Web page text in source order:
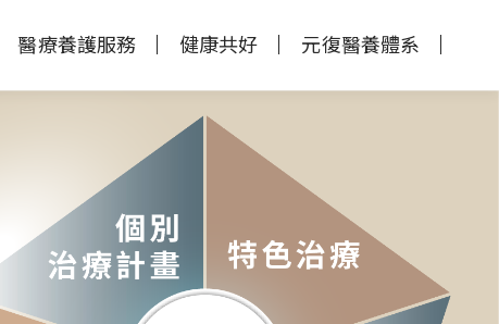
醫療養護服務 健康共好 元復醫養體系